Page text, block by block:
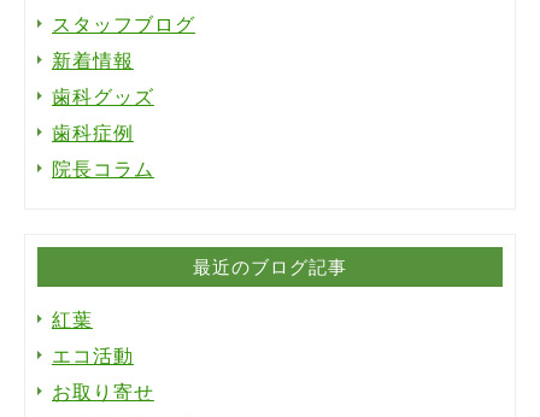
スタッフブログ
新着情報
歯科グッズ
歯科症例
院長コラム
最近のブログ記事
紅葉
エコ活動
お取り寄せ